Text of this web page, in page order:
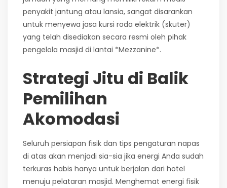
penyakit jantung atau lansia, sangat disarankan
untuk menyewa jasa kursi roda elektrik (skuter)
yang telah disediakan secara resmi oleh pihak
pengelola masjid di lantai *Mezzanine*.
Strategi Jitu di Balik
Pemilihan
Akomodasi
Seluruh persiapan fisik dan tips pengaturan napas
di atas akan menjadi sia-sia jika energi Anda sudah
terkuras habis hanya untuk berjalan dari hotel
menuju pelataran masjid. Menghemat energi fisik